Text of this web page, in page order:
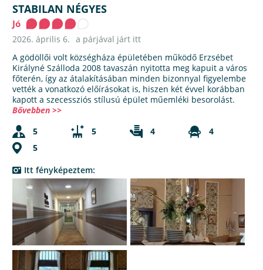
STABILAN NÉGYES
Jó
2026. április 6. a párjával járt itt
A gödöllői volt községháza épületében működő Erzsébet
Királyné Szálloda 2008 tavaszán nyitotta meg kapuit a város
főterén, így az átalakításában minden bizonnyal figyelembe
vették a vonatkozó előírásokat is, hiszen két évvel korábban
kapott a szecessziós stílusú épület műemléki besorolást.
Bővebben >>
5
5 4
4
5
Itt fényképeztem: